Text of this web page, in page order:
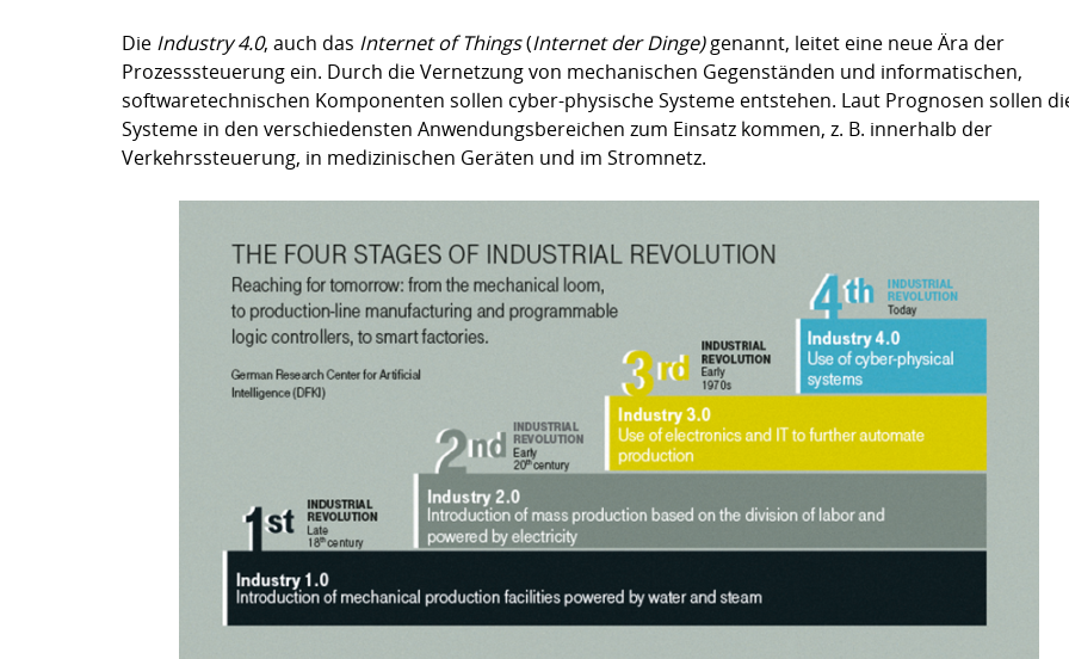
Die Industry 4.0, auch das Internet of Things(Internet der Dinge)genannt, leitet eine neue Ära der
Prozesssteuerung ein. Durch die Vernetzung von mechanischen Gegenständen und informatischen,
softwaretechnischen Komponenten sollen cyber-physische Systeme entstehen. Laut Prognosen sollen
Systeme in den verschiedensten Anwendungsbereichen zum Einsatz kommen, z. B. innerhalb der
Verkehrssteuerung, in medizinischen Geräten und im Stromnetz.